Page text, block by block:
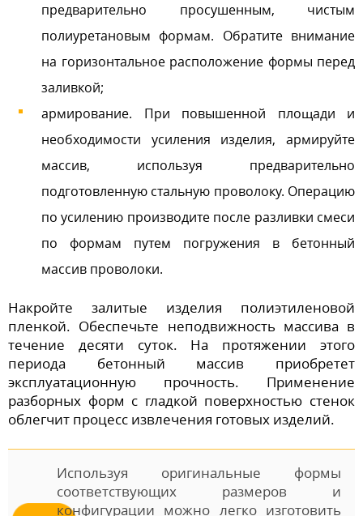
предварительно просушенным, чистым
полиуретановым формам. Обратите внимание
на горизонтальное расположение формы перед
заливкой;
армирование. При повышенной площади и
необходимости усиления изделия, армируйте
массив, используя предварительно
подготовленную стальную проволоку. Операцию
по усилению производите после разливки смеси
по формам путем погружения в бетонный
массив проволоки.
Накройте залитые изделия полиэтиленовой
пленкой. Обеспечьте неподвижность массива в
течение десяти суток. На протяжении этого
периода бетонный массив приобретет
эксплуатационную прочность. Применение
разборных форм с гладкой поверхностью стенок
облегчит процесс извлечения готовых изделий.
Используя оригинальные формы
соответствующих размеров и
конфигурации можно легко изготовить